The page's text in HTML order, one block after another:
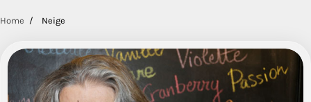
Home Neige